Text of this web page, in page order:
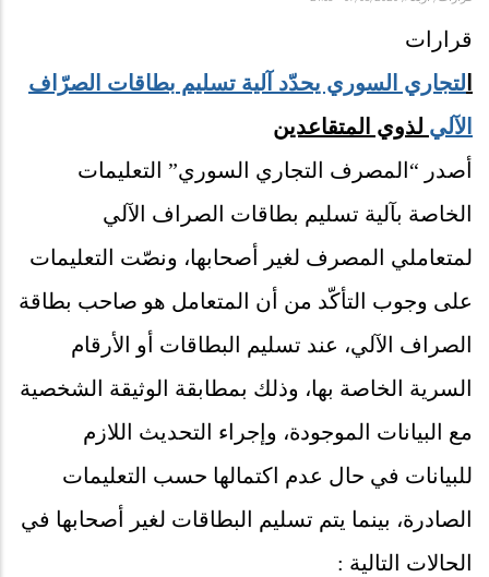
قرارات
لتجاري السوري يحدّد آلية تسليم بطاقات الصرّاف
الآلي لذوي المتقاعدين
أصدر “المصرف التجاري السوري” التعليمات
الخاصة بآلية تسليم بطاقات الصراف الآلي
لمتعاملي المصرف لغير أصحابها، ونصّت التعليمات
على وجوب التأكّد من أن المتعامل هو صاحب بطاقة
الصراف الآلي، عند تسليم البطاقات أو الأرقام
السرية الخاصة بها، وذلك بمطابقة الوثيقة الشخصية
مع البيانات الموجودة، وإجراء التحديث اللازم
للبيانات في حال عدم اكتمالها حسب التعليمات
الصادرة، بينما يتم تسليم البطاقات لغير أصحابها في
الحالات التالية :